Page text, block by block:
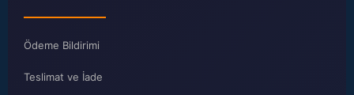
Ödeme Bildirimi
Teslimat ve İade